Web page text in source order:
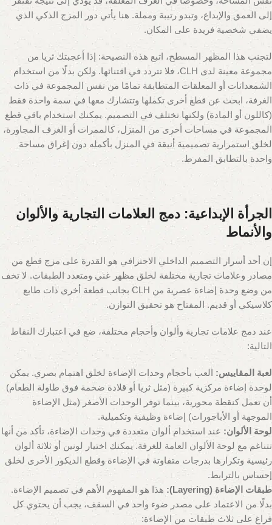
إلى العمق والإبداع، وتبدو رتيبة ومملة. هنا يأتي دور المزج الذكي الذي
يضفي شخصية فريدة على المكان.
لتجنب هذا المظهر المسطح، اتبع هذه النصيحة: إذا أعجبتك ثريا من
مجموعة معينة لدى CLH، فلا تتردد في اقتنائها. ولكن بدلًا من استخدام
الشمعدانات أو المعلقات المتطابقة تمامًا من نفس المجموعة في ذات
الغرفة، ابحث عن قطع أخرى تكملها وتتشارك معها في سمة واحدة فقط
(كاللون أو المادة) ولكنها تختلف في التصميم. يمكنك استخدام باقي قطع
المجموعة في مساحات أخرى من المنزل، كالممرات أو الغرف المجاورة،
لخلق استمرارية تصميمية أنيقة في المنزل بأكمله دون إغراق مساحة
واحدة بالتطابق المفرط.
الجرأة الإبداعية: دمج العلامات التجارية والألوان
والأنماط
إن أحد أسرار التصميم الداخلي الاحترافي هو القدرة على مزج قطع من
مصادر وعلامات تجارية مختلفة لخلق مظهر غني ومتعدد الطبقات. لا تخف
من وضع وحدة إضاءة عصرية من CLH بجانب قطعة أخرى ذات طابع
كلاسيكي أو قديم. المفتاح هو تحقيق التوازن.
عند دمج علامات تجارية وألوان وأحجام مختلفة، ضع في اعتبارك النقاط
التالية:
لعبة المقاييس: العب بأحجام وحدات الإضاءة لخلق اهتمام بصري. يمكن
لوحدة إضاءة مركزية كبيرة (مثل ثريا أو قلادة ضخمة فوق طاولة الطعام)
أن تعمل كنقطة محورية، بينما توفر الوحدات الأصغر (مثل الإضاءة
الموجهة أو الأباجورات) إضاءة وظيفية وتكميلية.
لوحة الألوان: عند استخدام ألوان متعددة في وحدات الإضاءة، تأكد من أنها
تتناغم مع لوحة الألوان العامة للغرفة. يمكنك اختيار لونين أو ثلاثة ألوان
رئيسية وتكرارها بدرجات متفاوتة في الإضاءة وقطع الديكور الأخرى لخلق
إحساس بالترابط.
طبقات الإضاءة (Layering):
هذا هو المفهوم الأهم في تصميم الإضاءة.
بدلًا من الاعتماد على مصدر ضوء واحد في السقف، يجب أن يحتوي كل
فراغ على ثلاث طبقات من الإضاءة: